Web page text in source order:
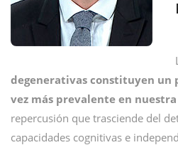
degenerativas constituyen un
vez más prevalente en
repercusión que trasciende del
capacidades cognitivas e